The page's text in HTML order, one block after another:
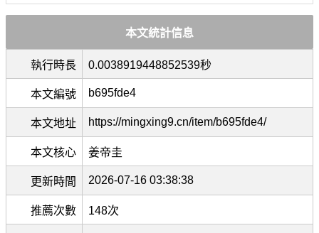
本文統計信息
執行時長 0.0038919448852539秒
本文編號 b695fde4
本文地址 https://mingxing9.cn/item/b695fde4/
本文核心 姜帝圭
更新時間 2026-07-16 03:38:38
推薦次數 148次